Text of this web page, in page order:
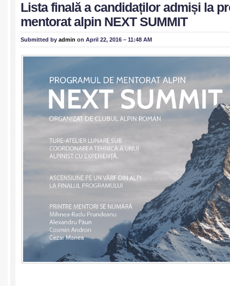
Lista finală a candidaților admiși la
mentorat alpin NEXT SUMMIT
Submitted by admin on April 22, 2016 – 11:48 AM